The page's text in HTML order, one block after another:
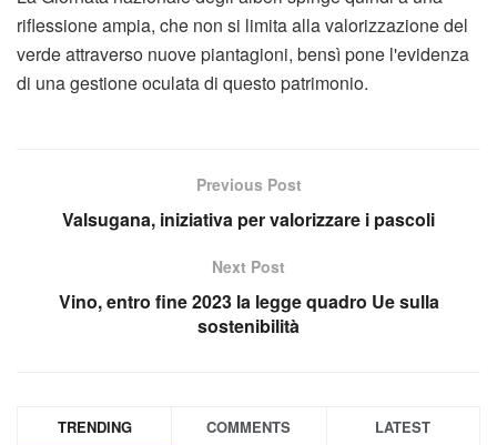
riflessione ampia, che non si limita alla valorizzazione del
verde attraverso nuove piantagioni, bensì pone l'evidenza
di una gestione oculata di questo patrimonio.
Previous Post
Valsugana, iniziativa per valorizzare i pascoli
Next Post
Vino, entro fine 2023 la legge quadro Ue sulla
sostenibilità
TRENDING COMMENTS LATEST